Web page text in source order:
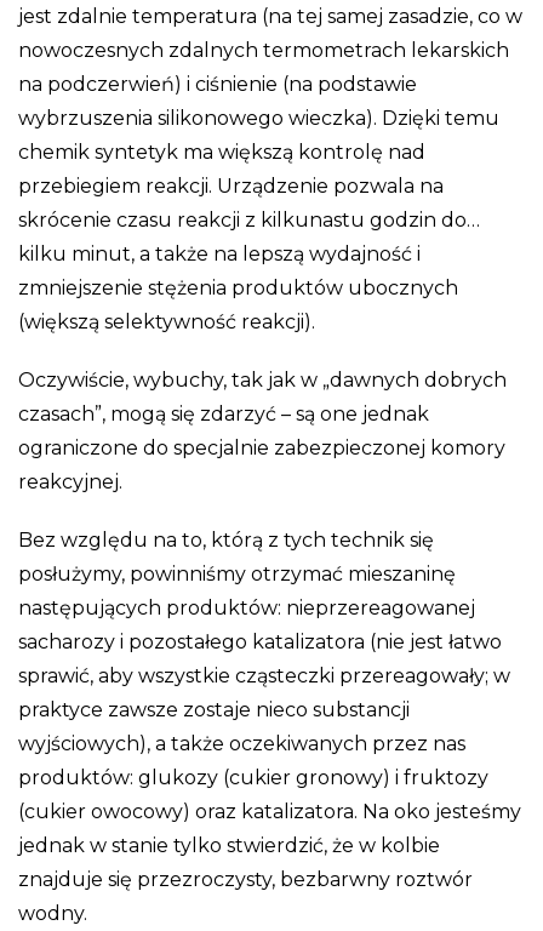
jest zdalnie temperatura (na tej samej zasadzie, co w
nowoczesnych zdalnych termometrach lekarskich
na podczerwień) i ciśnienie (na podstawie
wybrzuszenia silikonowego wieczka). Dzięki temu
chemik syntetyk ma większą kontrolę nad
przebiegiem reakcji. Urządzenie pozwala na
skrócenie czasu reakcji z kilkunastu godzin do…
kilku minut, a także na lepszą wydajność i
zmniejszenie stężenia produktów ubocznych
(większą selektywność reakcji).
Oczywiście, wybuchy, tak jak w „dawnych dobrych
czasach”, mogą się zdarzyć – są one jednak
ograniczone do specjalnie zabezpieczonej komory
reakcyjnej.
Bez względu na to, którą z tych technik się
posłużymy, powinniśmy otrzymać mieszaninę
następujących produktów: nieprzereagowanej
sacharozy i pozostałego katalizatora (nie jest łatwo
sprawić, aby wszystkie cząsteczki przereagowały; w
praktyce zawsze zostaje nieco substancji
wyjściowych), a także oczekiwanych przez nas
produktów: glukozy (cukier gronowy) i fruktozy
(cukier owocowy) oraz katalizatora. Na oko jesteśmy
jednak w stanie tylko stwierdzić, że w kolbie
znajduje się przezroczysty, bezbarwny roztwór
wodny.